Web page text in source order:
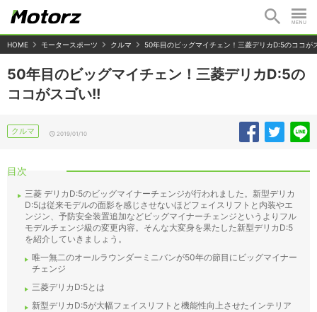
HOME モータースポーツ クルマ 50年目のビッグマイチェン！三菱デリカD:5のココが
50年目のビッグマイチェン！三菱デリカD:5の
ココがスゴい!!
クルマ 2019/01/10
目次
三菱 デリカD:5のビッグマイナーチェンジが行われました。新型デリカ
D:5は従来モデルの面影を感じさせないほどフェイスリフトと内装やエ
ンジン、予防安全装置追加などビッグマイナーチェンジというよりフル
モデルチェンジ級の変更内容。そんな大変身を果たした新型デリカD:5
を紹介していきましょう。
唯一無二のオールラウンダーミニバンが50年の節目にビッグマイナー
チェンジ
三菱デリカD:5とは
新型デリカD:5が大幅フェイスリフトと機能性向上させたインテリア